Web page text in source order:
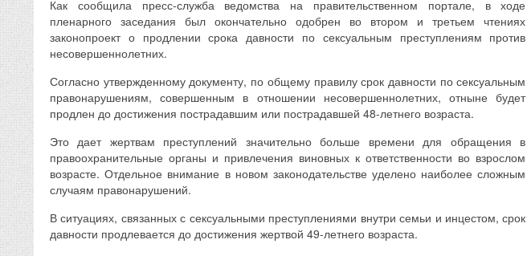
Как сообщила пресс-служба ведомства на правительственном портале, в ходе
пленарного заседания был окончательно одобрен во втором и третьем чтениях
законопроект о продлении срока давности по сексуальным преступлениям против
несовершеннолетних.
Согласно утвержденному документу, по общему правилу срок давности по сексуальным
правонарушениям, совершенным в отношении несовершеннолетних, отныне будет
продлен до достижения пострадавшим или пострадавшей 48-летнего возраста.
Это дает жертвам преступлений значительно больше времени для обращения в
правоохранительные органы и привлечения виновных к ответственности во взрослом
возрасте. Отдельное внимание в новом законодательстве уделено наиболее сложным
случаям правонарушений.
В ситуациях, связанных с сексуальными преступлениями внутри семьи и инцестом, срок
давности продлевается до достижения жертвой 49-летнего возраста.